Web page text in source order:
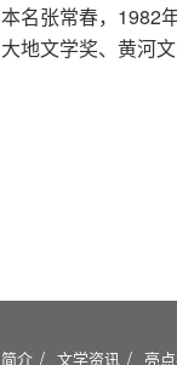
名张常春，1982
地文学奖、黄河
介 文学资讯 亮